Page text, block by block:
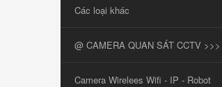
Các loại khác
@ CAMERA QUAN SÁT CCTV >>>
Camera Wirelees Wifi - IP - Robot